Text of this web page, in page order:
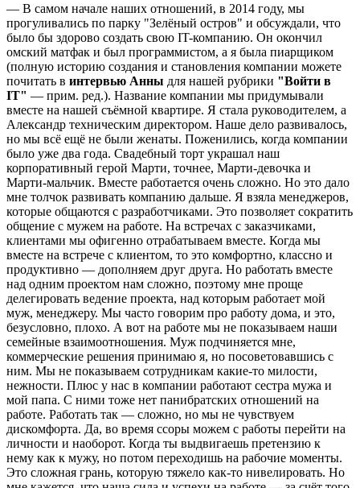
— В самом начале наших отношений, в 2014 году, мы
прогуливались по парку "Зелёный остров" и обсуждали, что
было бы здорово создать свою IT-компанию. Он окончил
омский матфак и был программистом, а я была пиарщиком
(полную историю создания и становления компании можете
почитать в интервью Анны для нашей рубрики "Войти в
IT" — прим. ред.). Название компании мы придумывали
вместе на нашей съёмной квартире. Я стала руководителем, а
Александр техническим директором. Наше дело развивалось,
но мы всё ещё не были женаты. Поженились, когда компании
было уже два года. Свадебный торт украшал наш
корпоративный герой Марти, точнее, Марти-девочка и
Марти-мальчик. Вместе работается очень сложно. Но это дало
мне толчок развивать компанию дальше. Я взяла менеджеров,
которые общаются с разработчиками. Это позволяет сократить
общение с мужем на работе. На встречах с заказчиками,
клиентами мы офигенно отрабатываем вместе. Когда мы
вместе на встрече с клиентом, то это комфортно, классно и
продуктивно — дополняем друг друга. Но работать вместе
над одним проектом нам сложно, поэтому мне проще
делегировать ведение проекта, над которым работает мой
муж, менеджеру. Мы часто говорим про работу дома, и это,
безусловно, плохо. А вот на работе мы не показываем наши
семейные взаимоотношения. Муж подчиняется мне,
коммерческие решения принимаю я, но посоветовавшись с
ним. Мы не показываем сотрудникам какие-то милости,
нежности. Плюс у нас в компании работают сестра мужа и
мой папа. С ними тоже нет панибратских отношений на
работе. Работать так — сложно, но мы не чувствуем
дискомфорта. Да, во время ссоры можем с работы перейти на
личности и наоборот. Когда ты выдвигаешь претензию к
нему как к мужу, но потом переходишь на рабочие моменты.
Это сложная грань, которую тяжело как-то нивелировать. Но